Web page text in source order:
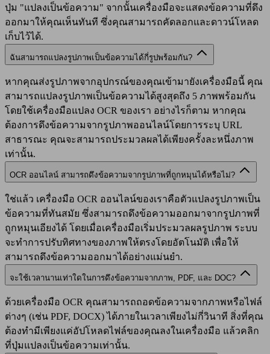
ปุ่ม "แปลงเป็นข้อความ" จากนั้นเครื่องมือจะแสดงข้อความที่ดึง
ออกมาให้คุณเห็นทันที ซึ่งคุณสามารถคัดลอกและดาวน์โหลด
เก็บไว้ได้.
ฉันสามารถแปลงรูปภาพเป็นข้อความได้กี่รูปพร้อมกัน?
หากคุณส่งรูปภาพจากอุปกรณ์ของคุณเข้ามายังเครื่องมือนี้ คุณ
สามารถแปลงรูปภาพเป็นข้อความได้สูงสุดถึง 5 ภาพพร้อมกัน
โดยใช้เครื่องมือแปลง OCR ของเรา อย่างไรก็ตาม หากคุณ
ต้องการดึงข้อความจากรูปภาพออนไลน์โดยการระบุ URL
สาธารณะ คุณจะสามารถประมวลผลได้เพียงครั้งละหนึ่งภาพ
เท่านั้น.
OCR ออนไลน์ สามารถดึงข้อความจากรูปภาพที่ถูกหมุนได้หรือไม่?
ใช่แล้ว เครื่องมือ OCR ออนไลน์ของเราคือตัวแปลงรูปภาพเป็น
ข้อความที่ทันสมัย ​​ซึ่งสามารถดึงข้อความออกมาจากรูปภาพที่
ถูกหมุนเอียงได้ โดยเมื่อเครื่องมือเริ่มประมวลผลรูปภาพ ระบบ
จะทำการปรับทิศทางของภาพให้ตรงโดยอัตโนมัติ เพื่อให้
สามารถดึงข้อความออกมาได้อย่างแม่นยำ.
จะใช้เวลานานเท่าใดในการดึงข้อความจากภาพ, PDF, และ DOC?
ด้วยเครื่องมือ OCR คุณสามารถถอดข้อความจากภาพหรือไฟล์
ต่างๆ (เช่น PDF, DOCX) ได้ภายในเวลาเพียงไม่กี่วินาที สิ่งที่คุณ
ต้องทำมีเพียงแค่อัปโหลดไฟล์ของคุณลงในเครื่องมือ แล้วคลิก
ที่ปุ่มแปลงเป็นข้อความเท่านั้น.